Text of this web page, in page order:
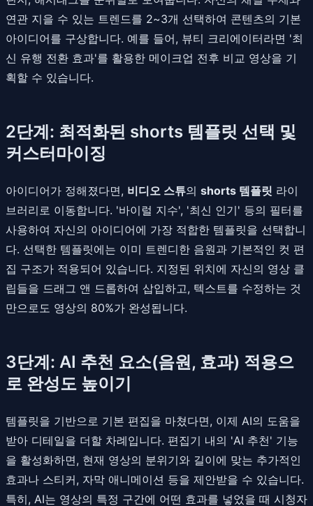
연관 지을 수 있는 트렌드를 2~3개 선택하여 콘텐츠의 기본
아이디어를 구상합니다. 예를 들어, 뷰티 크리에이터라면 '최
신 유행 전환 효과'를 활용한 메이크업 전후 비교 영상을 기
획할 수 있습니다.
2단계: 최적화된 shorts 템플릿 선택 및
커스터마이징
아이디어가 정해졌다면, 비디오 스튜의 shorts 템플릿 라이
브러리로 이동합니다. '바이럴 지수', '최신 인기' 등의 필터를
사용하여 자신의 아이디어에 가장 적합한 템플릿을 선택합니
다. 선택한 템플릿에는 이미 트렌디한 음원과 기본적인 컷 편
집 구조가 적용되어 있습니다. 지정된 위치에 자신의 영상 클
립들을 드래그 앤 드롭하여 삽입하고, 텍스트를 수정하는 것
만으로도 영상의 80%가 완성됩니다.
3단계: AI 추천 요소(음원, 효과) 적용으
로 완성도 높이기
템플릿을 기반으로 기본 편집을 마쳤다면, 이제 AI의 도움을
받아 디테일을 더할 차례입니다. 편집기 내의 'AI 추천' 기능
을 활성화하면, 현재 영상의 분위기와 길이에 맞는 추가적인
효과나 스티커, 자막 애니메이션 등을 제안받을 수 있습니다.
특히, AI는 영상의 특정 구간에 어떤 효과를 넣었을 때 시청자